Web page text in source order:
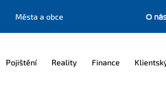
Města a obce O
Pojištění Reality Finance